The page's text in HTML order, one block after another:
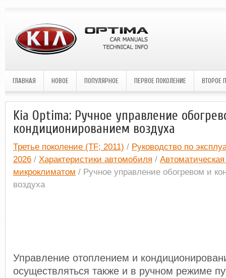
ГЛАВНАЯ НОВОЕ ПОПУЛЯРНОЕ ПЕРВОЕ ПОКОЛЕНИЕ ВТОРОЕ
Kia Optima: Ручное управление
кондиционированием воздуха
Третье поколение (TF; 2011) / Руководство по
2026 / Характеристики автомобиля /
микроклиматом / Ручное управление обогревом и
воздуха
Управление отоплением и
осуществляться также и в ручном режиме